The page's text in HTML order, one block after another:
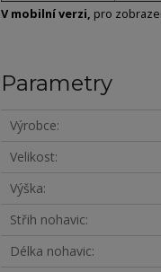
V mobilní verzi, pro
Parametry
Výrobce
Velikost
Výška
Střih nohavic
Délka nohavic